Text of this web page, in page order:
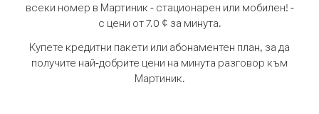
всеки номер в Мартиник - стационарен или мобилен! -
с цени от 7.0 ¢ за минута.
Купете кредитни пакети или абонаментен план, за да
получите най-добрите цени на минута разговор към
Мартиник.